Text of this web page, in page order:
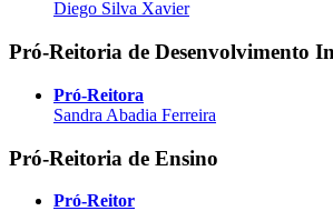
Diego Silva Xavier
Pró-Reitoria de Desenvolvimento
Pró-Reitora
Sandra Abadia Ferreira
Pró-Reitoria de Ensino
Pró-Reitor